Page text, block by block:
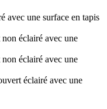
avec une surface en tapis
éclairé avec une
éclairé avec une
éclairé avec une